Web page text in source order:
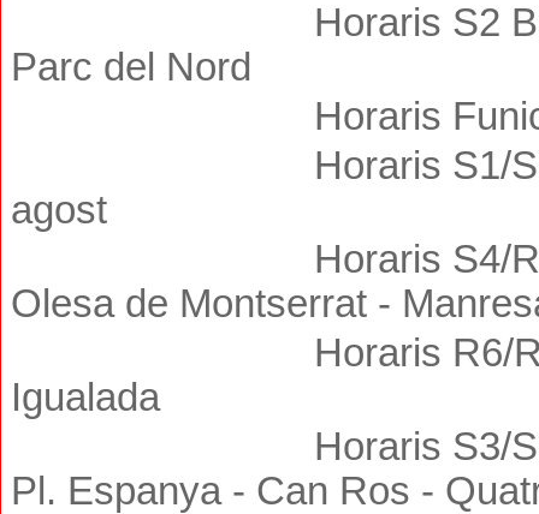
Horaris S2
Parc del Nord
Horaris
Horaris S1/
agost
Horaris S4/
Olesa de Montserrat - Manres
Horaris R6/
Igualada
Horaris S3/
Pl. Espanya - Can Ros -